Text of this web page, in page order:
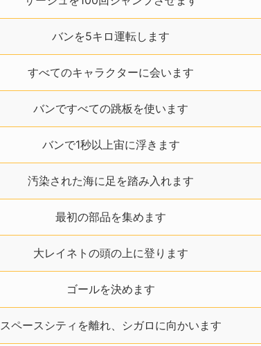
バンを5キロ運転します
すべてのキャラクターに会います
バンですべての跳板を使います
バンで1秒以上宙に浮きます
汚染された海に足を踏み入れます
最初の部品を集めます
大レイネトの頭の上に登ります
ゴールを決めます
スペースシティを離れ、シガロに向かいます